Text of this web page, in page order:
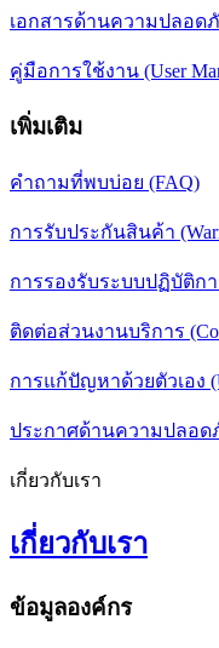
เอกสารด้านความปลอดภั
คู่มือการใช้งาน (User
เพิ่มเติม
คำถามที่พบบ่อย (FAQ)
การรับประกันสินค้า
การรองรับระบบปฏิบัติกา
ติดต่อส่วนงานบริการ
การแก้ปัญหาด้วยตัวเอง
ประกาศด้านความปลอดภั
เกี่ยวกับเรา
เกี่ยวกับเรา
ข้อมูลองค์กร